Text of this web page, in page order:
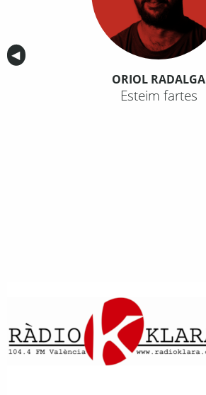
Anterior
◀︎
ORIOL RADALGA
Esteim fartes